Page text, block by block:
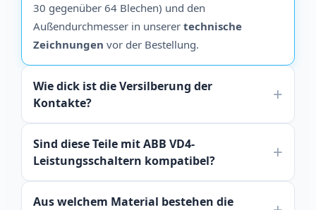
30 gegenüber 64 Blechen) und den
Außendurchmesser in unserertechnische
Zeichnungen vor der Bestellung.
Wie dick ist die Versilberung der
Kontakte?
Sind diese Teile mit ABB VD4-
Leistungsschaltern kompatibel?
Aus welchem Material bestehen die